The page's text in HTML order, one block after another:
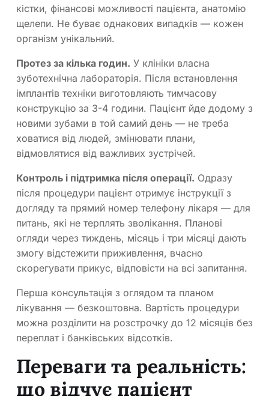
кістки, фінансові можливості пацієнта, анатомію
щелепи. Не буває однакових випадків — кожен
організм унікальний.
Протез за кілька годин. У клініки власна
зуботехнічна лабораторія. Після встановлення
імплантів техніки виготовляють тимчасову
конструкцію за 3-4 години. Пацієнт йде додому з
новими зубами в той самий день — не треба
ховатися від людей, змінювати плани,
відмовлятися від важливих зустрічей.
Контроль і підтримка після операції. Одразу
після процедури пацієнт отримує інструкції з
догляду та прямий номер телефону лікаря — для
питань, які не терплять зволікання. Планові
огляди через тиждень, місяць і три місяці дають
змогу відстежити приживлення, вчасно
скорегувати прикус, відповісти на всі запитання.
Перша консультація з оглядом та планом
лікування — безкоштовна. Вартість процедури
можна розділити на розстрочку до 12 місяців без
переплат і банківських відсотків.
Переваги та реальність:
що відчує пацієнт